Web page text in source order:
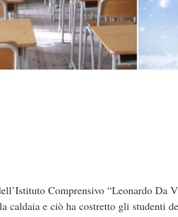
Comprensivo “Leonardo Da
caldaia e ciò ha costretto gli studenti